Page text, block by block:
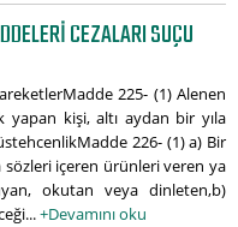
CEZALARI SUÇU
225- (1) Alenen
kişi, altı aydan bir yıla
226- (1) a) Bir
içeren ürünleri veren ya
okutan veya dinleten,b)
+Devamını oku